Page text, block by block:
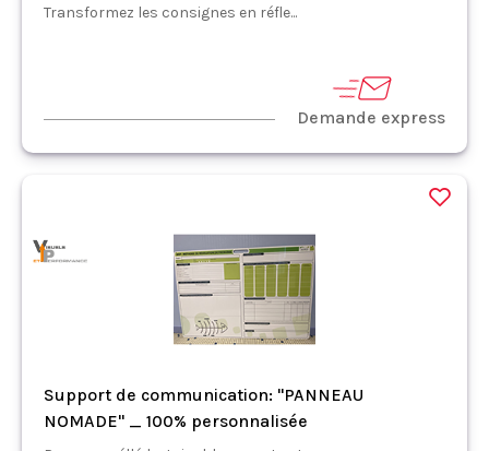
Transformez les consignes en réfle...
Demande express
Support de communication: "PANNEAU
NOMADE" _ 100% personnalisée